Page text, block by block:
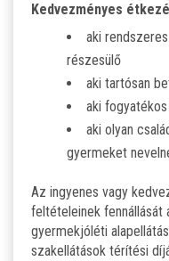
Kedvezményes
aki
részesülő
aki tartósan
aki fogyatékos
aki olyan
gyermeket
Az ingyenes vagy
feltételeinek fennállását
gyermekjóléti
szakellátások térítési